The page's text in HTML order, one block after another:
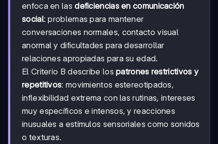
enfoca en lasdeficiencias en comunicación
social: problemas para mantener
conversaciones normales, contacto visual
anormal y dificultades para desarrollar
relaciones apropiadas para su edad.
El Criterio B describe lospatrones restrictivos y
repetitivos: movimientos estereotipados,
inflexibilidad extrema con las rutinas, intereses
muy específicos e intensos, y reacciones
inusuales a estímulos sensoriales como sonidos
o texturas.